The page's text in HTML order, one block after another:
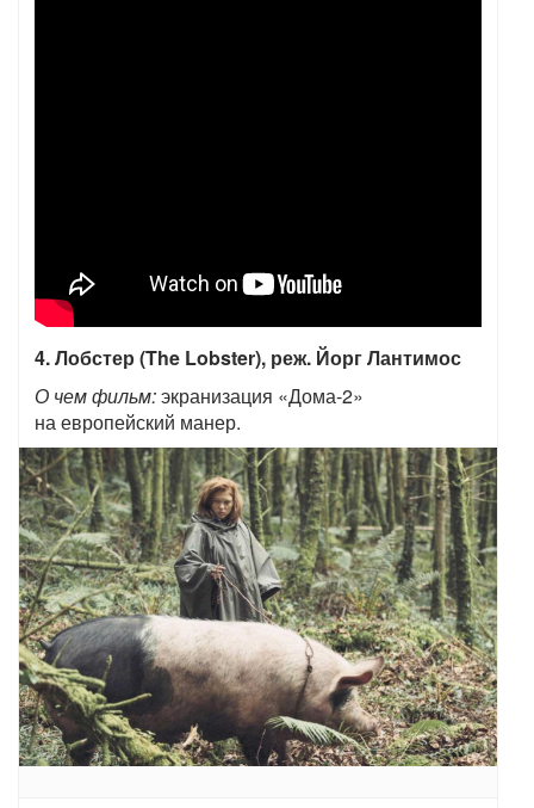
4. Лобстер (The Lobster), реж. Йорг Лантимос
О чем фильм:экранизация «Дома-2»
на европейский манер.